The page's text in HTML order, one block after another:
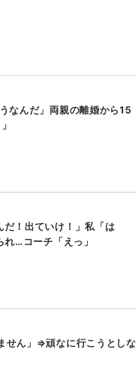
なんだ」両親の離婚から15
！出ていけ！」私「は
…コーチ「えっ」
せん」⇒頑なに行こうとし